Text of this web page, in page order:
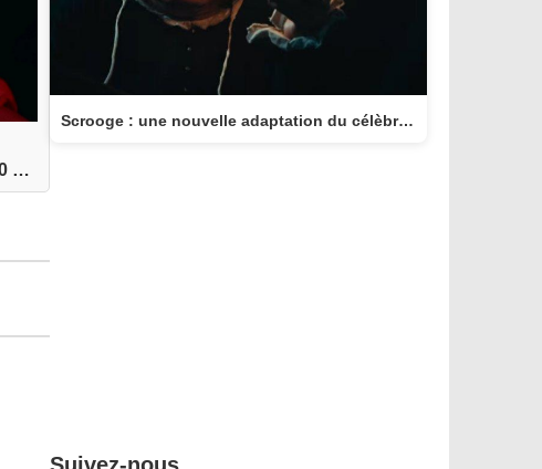
Passenger au cinéma le 20 mai 2026
Scrooge : une nouvelle adaptation du célèbre conte arrive au cinéma le 11 novembre